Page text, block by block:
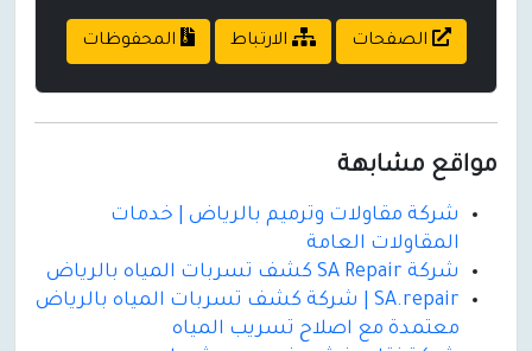
الصفحات الارتباط المحفوظات
مواقع مشابهة
شركة مقاولات وترميم بالرياض | خدمات
المقاولات العامة
شركة SA Repair كشف تسربات المياه بالرياض
SA.repair | شركة كشف تسربات المياه بالرياض
معتمدة مع اصلاح تسريب المياه